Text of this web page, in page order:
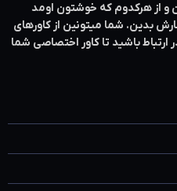
و از هرکدوم که خوشتون اومد
بدین. شما میتونین از کاورهای
ارتباط باشید تا کاور اختصاصی شما